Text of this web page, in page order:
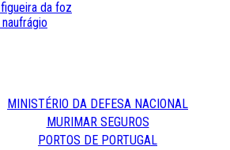
figueira da foz
naufrágio
MINISTÉRIO DA DEFESA NACIONAL
MURIMAR SEGUROS
PORTOS DE PORTUGAL